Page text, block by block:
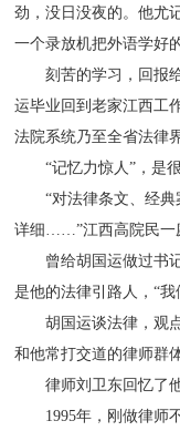
劲，没日没夜的。他尤
一个录放机把外语学好
刻苦的学习，回报给
运毕业回到老家江西工
法院系统乃至全省法律
“记忆力惊人”，是很
“对法律条文、经典
详细……”江西高院民一
曾给胡国运做过书记
是他的法律引路人，“我
胡国运谈法律，观点
和他常打交道的律师群
律师刘卫东回忆了他
1995年，刚做律师不